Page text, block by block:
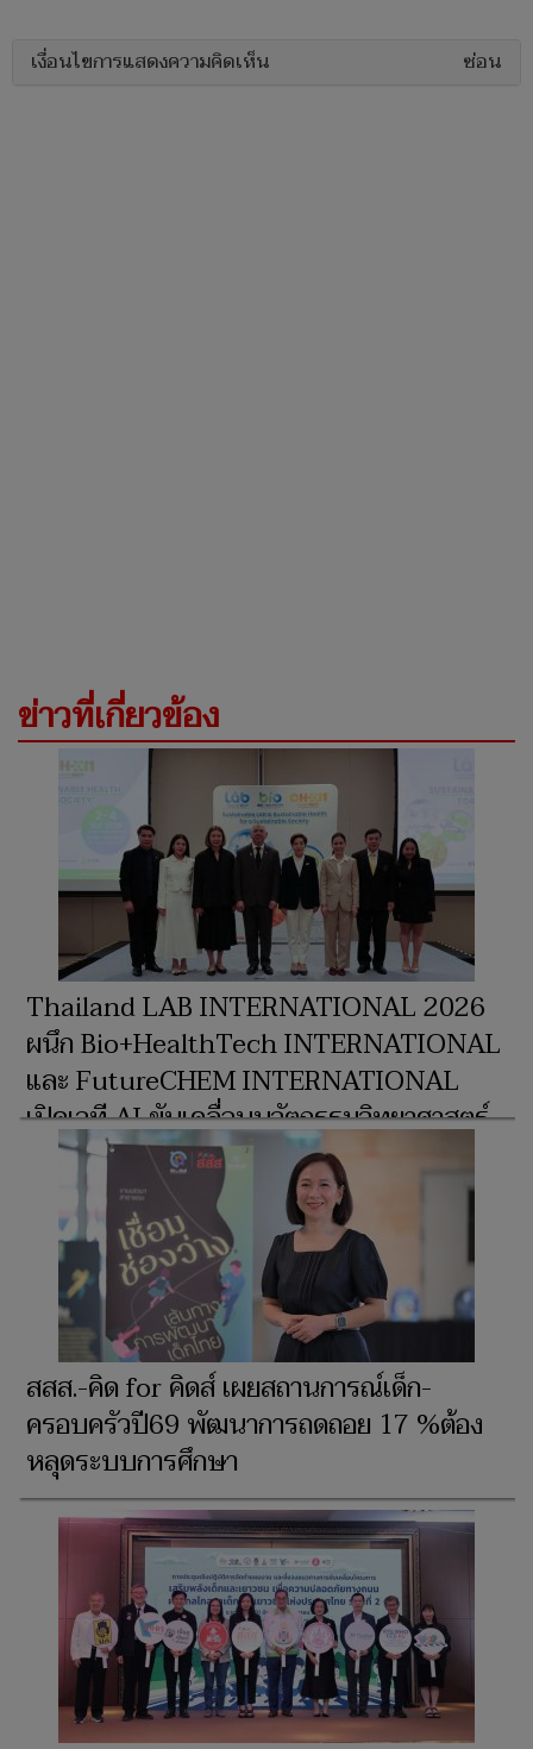
เงื่อนไขการแสดงความคิดเห็น ซ่อน
ข่าวที่เกี่ยวข้อง
Thailand LAB INTERNATIONAL 2026
ผนึก Bio+HealthTech INTERNATIONAL
และ FutureCHEM INTERNATIONAL
เปิดเวที AI ขับเคลื่อนนวัตกรรมวิทยาศาสตร์
และสุขภาพ ยกระดับไทยสู่ศูนย์กลางอาเซียน
สสส.-คิด for คิดส์ เผยสถานการณ์เด็ก-
ครอบครัวปี69 พัฒนาการถดถอย 17 %ต้อง
หลุดระบบการศึกษา